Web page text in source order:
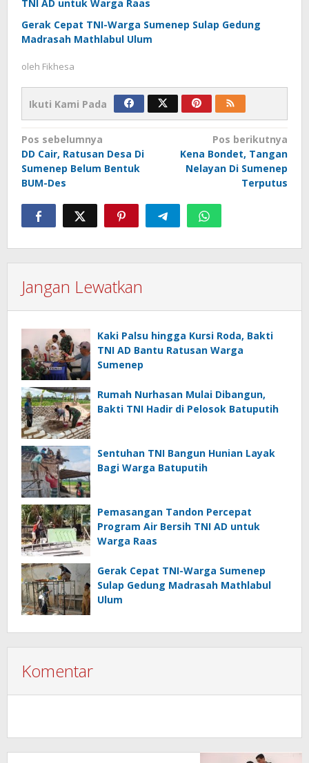
TNI AD untuk Warga Raas
Gerak Cepat TNI-Warga Sumenep Sulap Gedung
Madrasah Mathlabul Ulum
oleh Fikhesa
Ikuti Kami Pada
Navigasi
pos
Pos sebelumnya
DD Cair, Ratusan Desa Di
Sumenep Belum Bentuk
BUM-Des
Pos berikutnya
Kena Bondet, Tangan
Nelayan Di Sumenep
Terputus
Jangan Lewatkan
Kaki Palsu hingga Kursi Roda, Bakti
TNI AD Bantu Ratusan Warga
Sumenep
Rumah Nurhasan Mulai Dibangun,
Bakti TNI Hadir di Pelosok Batuputih
Sentuhan TNI Bangun Hunian Layak
Bagi Warga Batuputih
Pemasangan Tandon Percepat
Program Air Bersih TNI AD untuk
Warga Raas
Gerak Cepat TNI-Warga Sumenep
Sulap Gedung Madrasah Mathlabul
Ulum
Komentar